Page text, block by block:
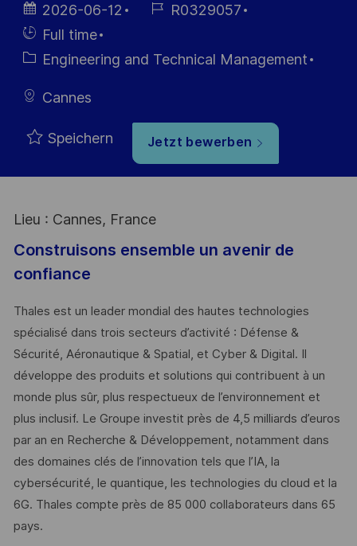
Datum der
Veröffentlichung
2026-06-12
Job- R0329057
Einstellunngstyp
Full time
Kategorie
Engineering and Technical Management
Cannes
Speichern Jetzt bewerben
Lieu : Cannes, France
Construisons ensemble un avenir de
confiance
Thales est un leader mondial des hautes technologies
spécialisé dans trois secteurs d’activité : Défense &
Sécurité, Aéronautique & Spatial, et Cyber & Digital. Il
développe des produits et solutions qui contribuent à un
monde plus sûr, plus respectueux de l’environnement et
plus inclusif. Le Groupe investit près de 4,5 milliards d’euros
par an en Recherche & Développement, notamment dans
des domaines clés de l’innovation tels que l’IA, la
cybersécurité, le quantique, les technologies du cloud et la
6G. Thales compte près de 85 000 collaborateurs dans 65
pays. ​